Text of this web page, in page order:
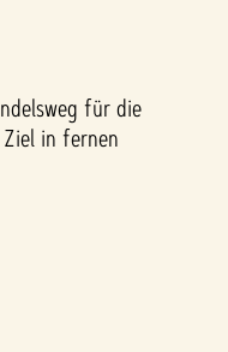
für die
in fernen